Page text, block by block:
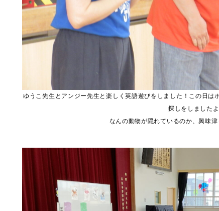
ゆうこ先生とアンジー先生と楽しく英語遊びをしました！この日は
探しをしました
なんの動物が隠れているのか、興味